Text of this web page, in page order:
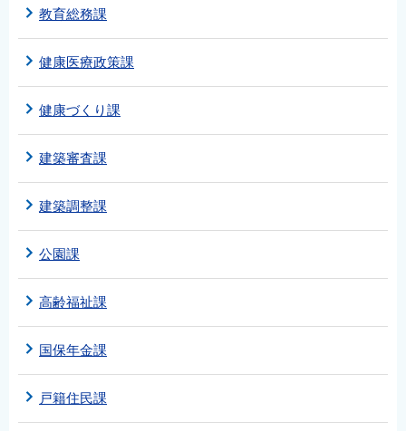
教育総務課
健康医療政策課
健康づくり課
建築審査課
建築調整課
公園課
高齢福祉課
国保年金課
戸籍住民課
English
简体中文
繁體中文
नेपाली
Filipino